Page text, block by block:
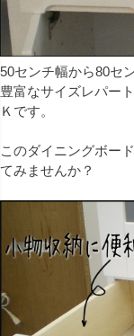
50センチ幅から80セ
豊富なサイズレパー
Ｋです。
このダイニングボー
てみませんか？